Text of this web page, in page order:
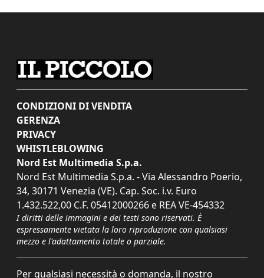
CONDIZIONI DI VENDITA
GERENZA
PRIVACY
WHISTLEBLOWING
Nord Est Multimedia S.p.a.
Nord Est Multimedia S.p.a. - Via Alessandro Poerio,
34, 30171 Venezia (VE). Cap. Soc. i.v. Euro
1.432.522,00 C.F. 05412000266 e REA VE-454332
I diritti delle immagini e dei testi sono riservati. È
espressamente vietata la loro riproduzione con qualsiasi
mezzo e l'adattamento totale o parziale.
Per qualsiasi necessità o domanda, il nostro